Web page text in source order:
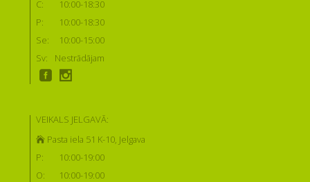
C:
10:00-18:30
P:
10:00-18:30
Se:
10:00-15:00
Sv:
Nestrādājam
VEIKALS JELGAVĀ:
Pasta iela 51 K-10, Jelgava
P:
10:00-19:00
O:
10:00-19:00